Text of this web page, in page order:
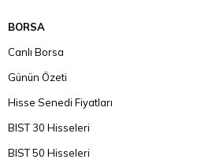
BORSA
Canlı Borsa
Günün Özeti
Hisse Senedi Fiyatları
BIST 30 Hisseleri
BIST 50 Hisseleri